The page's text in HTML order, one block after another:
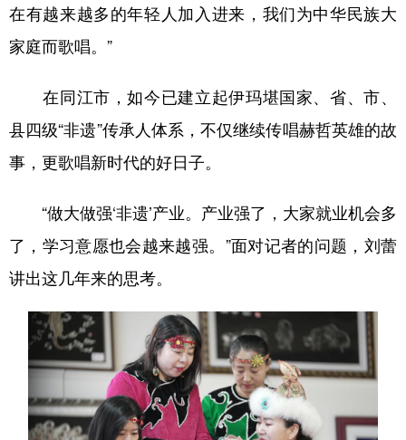
在有越来越多的年轻人加入进来，我们为中华民族大
家庭而歌唱。”
在同江市，如今已建立起伊玛堪国家、省、市、
县四级“非遗”传承人体系，不仅继续传唱赫哲英雄的故
事，更歌唱新时代的好日子。
“做大做强‘非遗’产业。产业强了，大家就业机会多
了，学习意愿也会越来越强。”面对记者的问题，刘蕾
讲出这几年来的思考。